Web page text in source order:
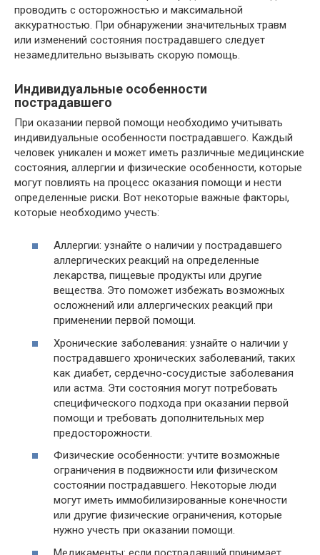
проводить с осторожностью и максимальной
аккуратностью. При обнаружении значительных травм
или изменений состояния пострадавшего следует
незамедлительно вызывать скорую помощь.
Индивидуальные особенности
пострадавшего
При оказании первой помощи необходимо учитывать
индивидуальные особенности пострадавшего. Каждый
человек уникален и может иметь различные медицинские
состояния, аллергии и физические особенности, которые
могут повлиять на процесс оказания помощи и нести
определенные риски. Вот некоторые важные факторы,
которые необходимо учесть:
Аллергии: узнайте о наличии у пострадавшего
аллергических реакций на определенные
лекарства, пищевые продукты или другие
вещества. Это поможет избежать возможных
осложнений или аллергических реакций при
применении первой помощи.
Хронические заболевания: узнайте о наличии у
пострадавшего хронических заболеваний, таких
как диабет, сердечно-сосудистые заболевания
или астма. Эти состояния могут потребовать
специфического подхода при оказании первой
помощи и требовать дополнительных мер
предосторожности.
Физические особенности: учтите возможные
ограничения в подвижности или физическом
состоянии пострадавшего. Некоторые люди
могут иметь иммобилизированные конечности
или другие физические ограничения, которые
нужно учесть при оказании помощи.